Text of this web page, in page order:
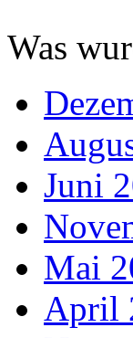
Was
Juni
Mai
April